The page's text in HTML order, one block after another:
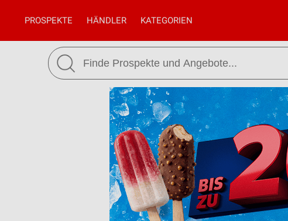
PROSPEKTE HÄNDLER KATEGORIEN